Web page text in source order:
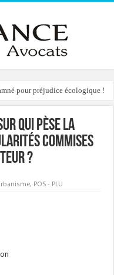
pour préjudice écologique !
condamné à délivrer
qui pèse la
commises
?
, POS - PLU